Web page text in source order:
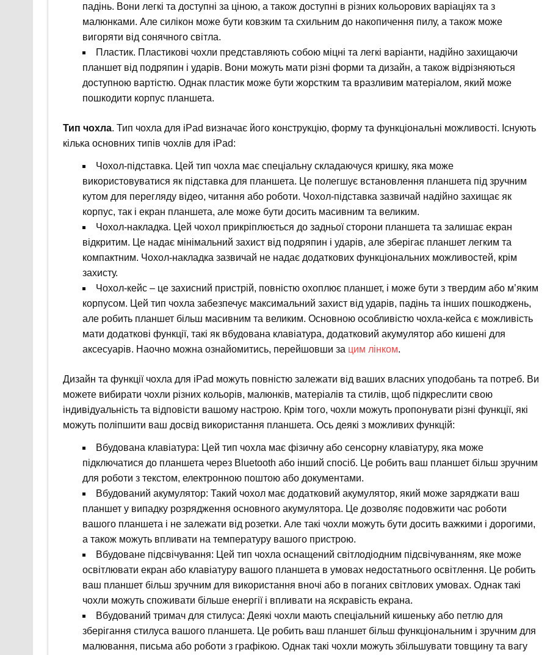
падінь. Вони легкі та доступні за ціною, а також доступні в різних кольорових варіаціях та з
малюнками. Але силікон може бути ковзким та схильним до накопичення пилу, а також може
вигоряти від сонячного світла.
Пластик. Пластикові чохли представляють собою міцні та легкі варіанти, надійно захищаючи
планшет від подряпин і ударів. Вони можуть мати різні форми та дизайн, а також відрізняються
доступною вартістю. Однак пластик може бути жорстким та вразливим матеріалом, який може
пошкодити корпус планшета.
Тип чохла. Тип чохла для iPad визначає його конструкцію, форму та функціональні можливості. Існують
кілька основних типів чохлів для iPad:
Чохол-підставка. Цей тип чохла має спеціальну складаючуся кришку, яка може
використовуватися як підставка для планшета. Це полегшує встановлення планшета під зручним
кутом для перегляду відео, читання або роботи. Чохол-підставка зазвичай надійно захищає як
корпус, так і екран планшета, але може бути досить масивним та великим.
Чохол-накладка. Цей чохол прикріплюється до задньої сторони планшета та залишає екран
відкритим. Це надає мінімальний захист від подряпин і ударів, але зберігає планшет легким та
компактним. Чохол-накладка зазвичай не надає додаткових функціональних можливостей, крім
захисту.
Чохол-кейс – це захисний пристрій, повністю охоплює планшет, і може бути з твердим або м’яким
корпусом. Цей тип чохла забезпечує максимальний захист від ударів, падінь та інших пошкоджень,
але робить планшет більш масивним та великим. Основною особливістю чохла-кейса є можливість
мати додаткові функції, такі як вбудована клавіатура, додатковий акумулятор або кишені для
аксесуарів. Наочно можна ознайомитись, перейшовши за цим лінком.
Дизайн та функції чохла для iPad можуть повністю залежати від ваших власних уподобань та потреб. Ви
можете вибирати чохли різних кольорів, малюнків, матеріалів та стилів, щоб підкреслити свою
індивідуальність та відповісти вашому настрою. Крім того, чохли можуть пропонувати різні функції, які
можуть поліпшити ваш досвід використання планшета. Ось деякі з можливих функцій:
Вбудована клавіатура: Цей тип чохла має фізичну або сенсорну клавіатуру, яка може
підключатися до планшета через Bluetooth або інший спосіб. Це робить ваш планшет більш зручним
для роботи з текстом, електронною поштою або документами.
Вбудований акумулятор: Такий чохол має додатковий акумулятор, який може заряджати ваш
планшет у випадку розрядження основного акумулятора. Це дозволяє подовжити час роботи
вашого планшета і не залежати від розетки. Але такі чохли можуть бути досить важкими і дорогими,
а також можуть впливати на температуру вашого пристрою.
Вбудоване підсвічування: Цей тип чохла оснащений світлодіодним підсвічуванням, яке може
освітлювати екран або клавіатуру вашого планшета в умовах недостатнього освітлення. Це робить
ваш планшет більш зручним для використання вночі або в поганих світлових умовах. Однак такі
чохли можуть споживати більше енергії і впливати на яскравість екрана.
Вбудований тримач для стилуса: Деякі чохли мають спеціальний кишеньку або петлю для
зберігання стилуса вашого планшета. Це робить ваш планшет більш функціональним і зручним для
малювання, письма або роботи з графікою. Однак такі чохли можуть збільшувати товщину та вагу